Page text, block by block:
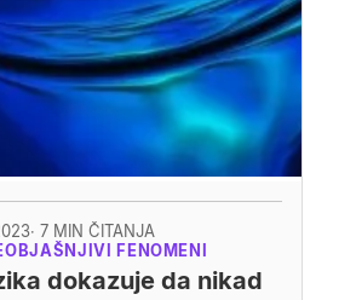
· 7 MIN ČITANJA
FENOMENI
dokazuje da nikad